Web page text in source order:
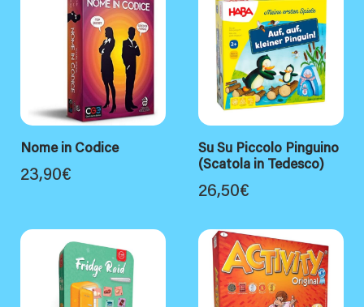
Nome in Codice
23,90€
Su Su Piccolo Pinguino
(Scatola in Tedesco)
26,50€